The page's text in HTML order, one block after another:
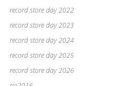
record store day 2022
record store day 2023
record store day 2024
record store day 2025
record store day 2026